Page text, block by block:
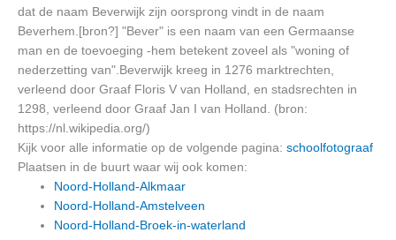
dat de naam Beverwijk zijn oorsprong vindt in de naam
Beverhem.[bron?] "Bever" is een naam van een Germaanse
man en de toevoeging -hem betekent zoveel als "woning of
nederzetting van".Beverwijk kreeg in 1276 marktrechten,
verleend door Graaf Floris V van Holland, en stadsrechten in
1298, verleend door Graaf Jan I van Holland. (bron:
https://nl.wikipedia.org/)
Kijk voor alle informatie op de volgende pagina: schoolfotograaf
Plaatsen in de buurt waar wij ook komen:
Noord-Holland-Alkmaar
Noord-Holland-Amstelveen
Noord-Holland-Broek-in-waterland